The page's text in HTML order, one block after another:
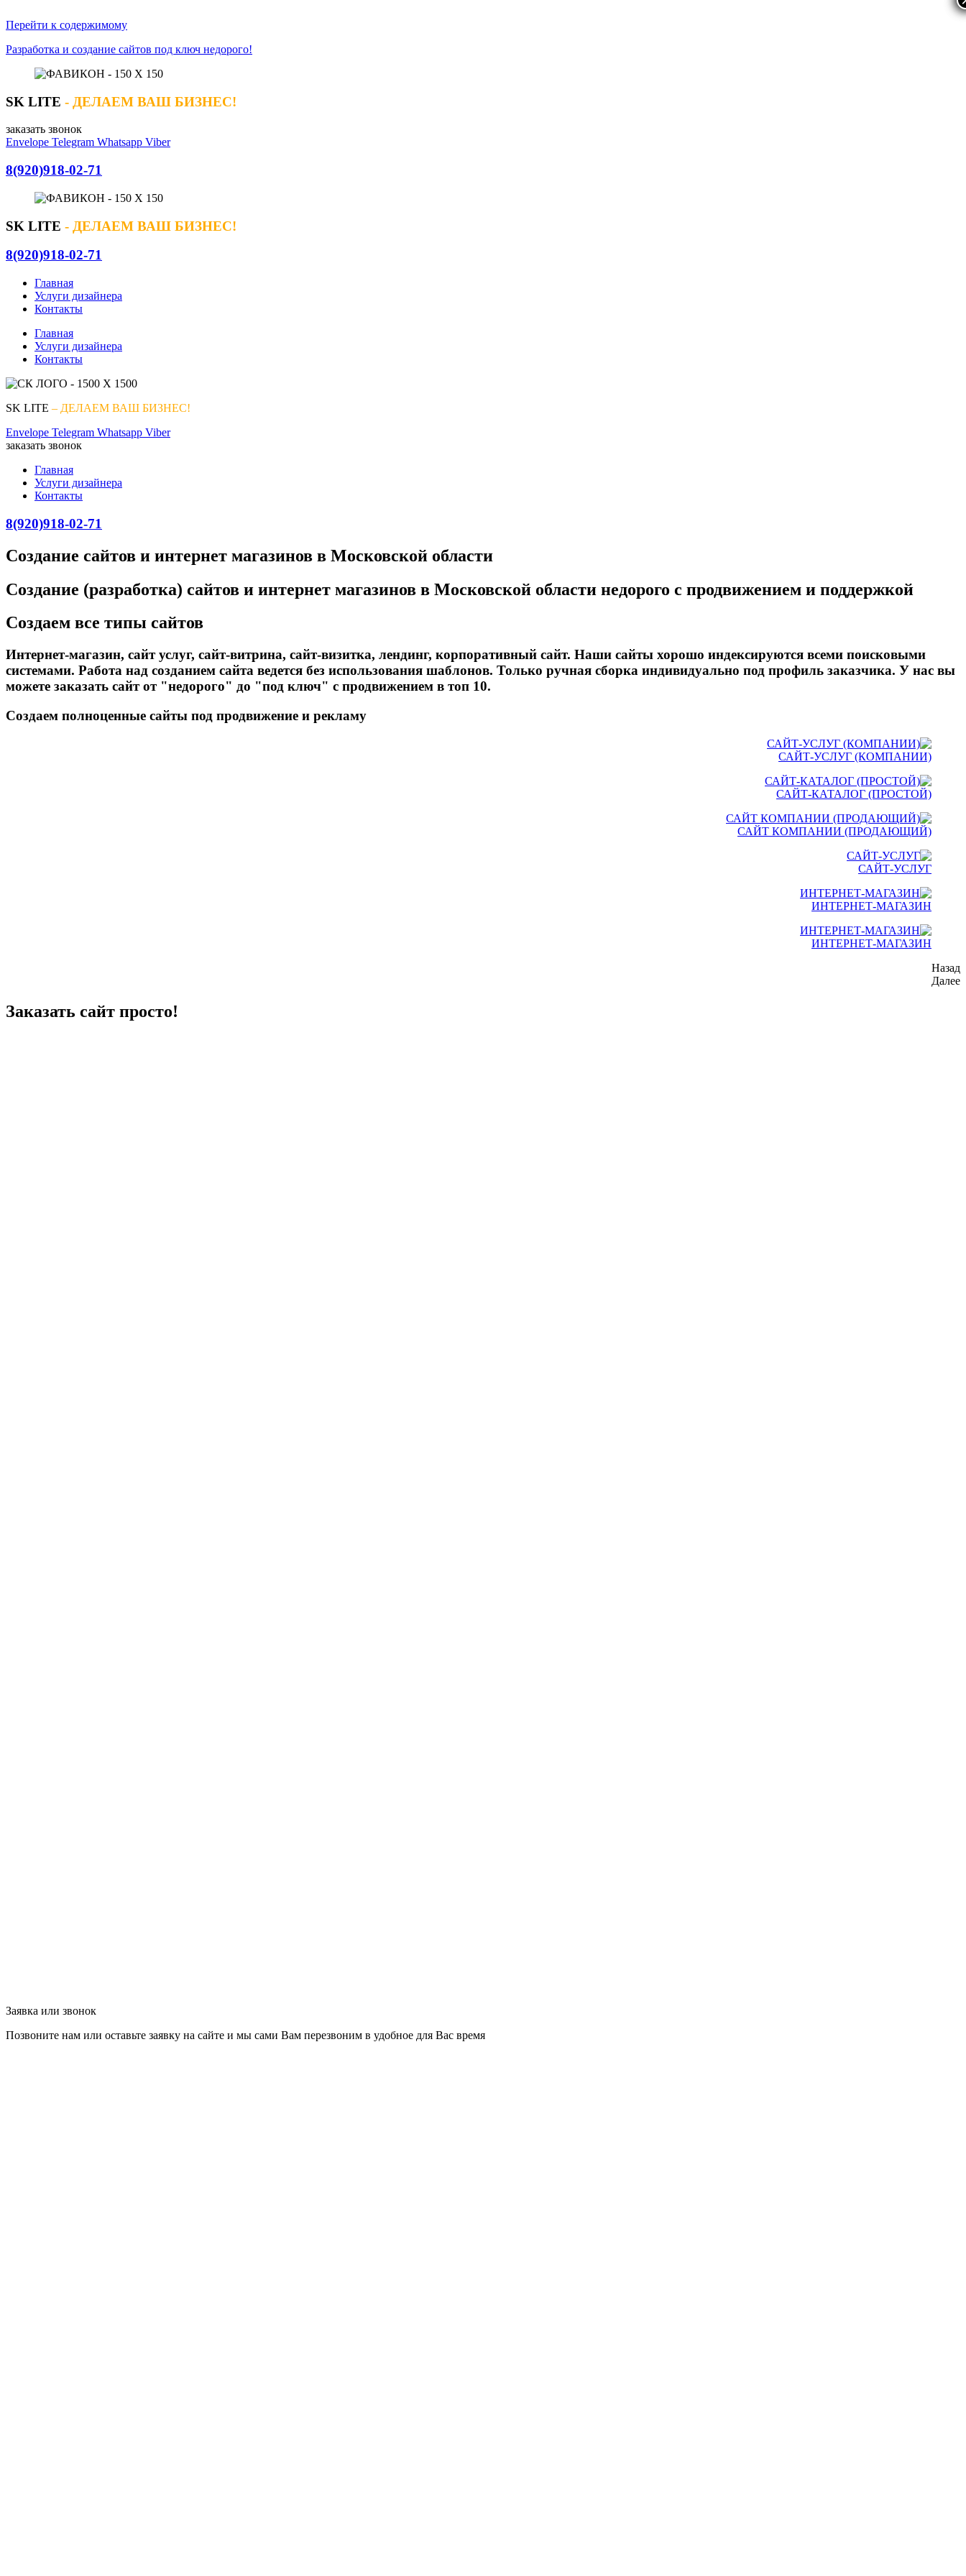
Перейти к содержимому
Разработка и создание сайтов под ключ недорого!
SK LITE - ДЕЛАЕМ ВАШ БИЗНЕС!
заказать звонок
Envelope Telegram Whatsapp Viber
8(920)918-02-71
SK LITE - ДЕЛАЕМ ВАШ БИЗНЕС!
8(920)918-02-71
Главная
Услуги дизайнера
Контакты
Главная
Услуги дизайнера
Контакты
SK LITE – ДЕЛАЕМ ВАШ БИЗНЕС!
Envelope Telegram Whatsapp Viber
заказать звонок
Главная
Услуги дизайнера
Контакты
8(920)918-02-71
Создание сайтов и интернет магазинов в Московской области
Создание (разработка) сайтов и интернет магазинов в Московской области недорого с продвижением и поддержкой
Создаем все типы сайтов
Интернет-магазин, сайт услуг, сайт-витрина, сайт-визитка, лендинг, корпоративный сайт. Наши сайты хорошо индексируются всеми поисковыми
системами. Работа над созданием сайта ведется без использования шаблонов. Только ручная сборка индивидуально под профиль заказчика. У нас вы
можете заказать сайт от "недорого" до "под ключ" с продвижением в топ 10.
Создаем полноценные сайты под продвижение и рекламу
САЙТ-УСЛУГ (КОМПАНИИ)
САЙТ-КАТАЛОГ (ПРОСТОЙ)
САЙТ КОМПАНИИ (ПРОДАЮЩИЙ)
САЙТ-УСЛУГ
ИНТЕРНЕТ-МАГАЗИН
ИНТЕРНЕТ-МАГАЗИН
Назад
Далее
Заказать сайт просто!
Заявка или звонок
Позвоните нам или оставьте заявку на сайте и мы сами Вам перезвоним в удобное для Вас время